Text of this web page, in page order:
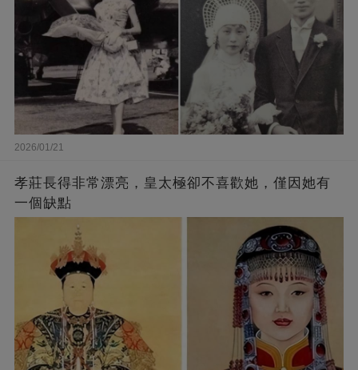
2026/01/21
孝莊長得非常漂亮，皇太極卻不喜歡她，僅因她有
一個缺點